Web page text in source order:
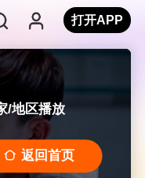
打开APP
/地区播放
返回首页